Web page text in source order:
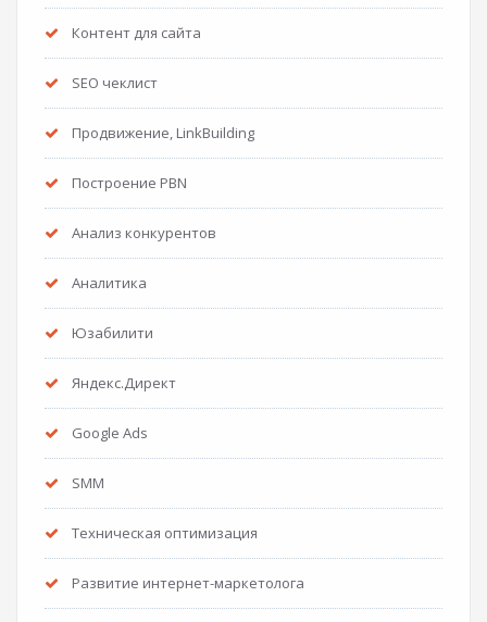
Контент для сайта
SEO чеклист
Продвижение, LinkBuilding
Построение PBN
Анализ конкурентов
Аналитика
Юзабилити
Яндекс.Директ
Google Ads
SMM
Техническая оптимизация
Развитие интернет-маркетолога